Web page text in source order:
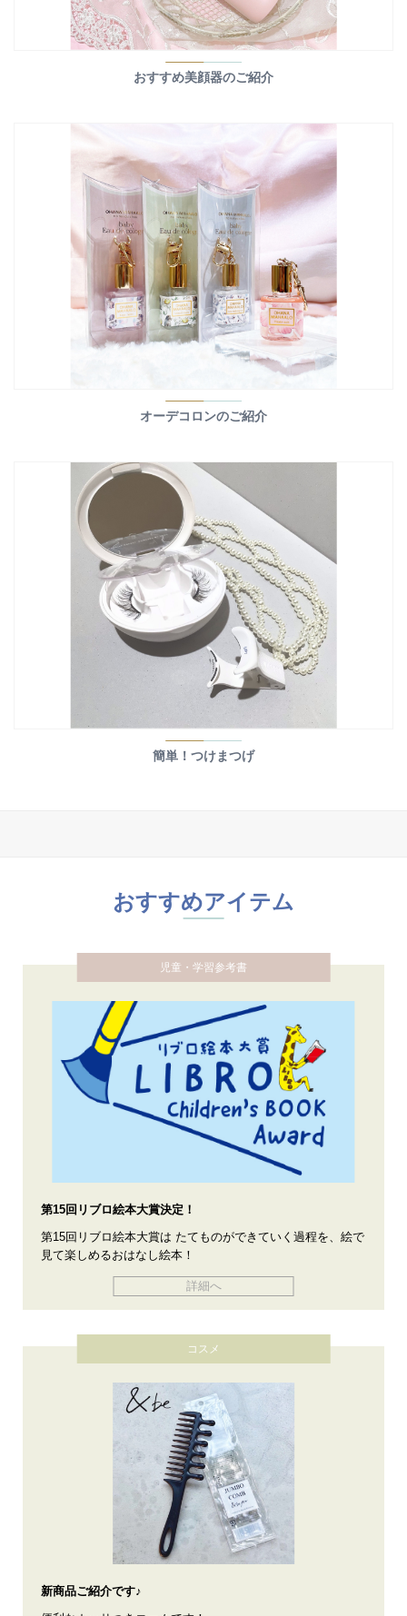
おすすめ美顔器のご紹介
オーデコロンのご紹介
簡単！つけまつげ
おすすめアイテム
児童・学習参考書
第15回リブロ絵本大賞決定！
第15回リブロ絵本大賞は たてものができていく過程を、絵で
見て楽しめるおはなし絵本！
詳細へ
コスメ
新商品ご紹介です♪